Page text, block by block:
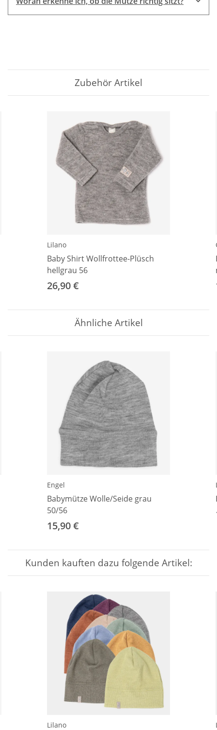
Zubehör Artikel
Lilano
Baby Shirt Wollfrottee-Plüsch
hellgrau 56
26,90 €
Ähnliche Artikel
Engel
Babymütze Wolle/Seide grau
50/56
15,90 €
Kunden kauften dazu folgende Artikel:
Lilano